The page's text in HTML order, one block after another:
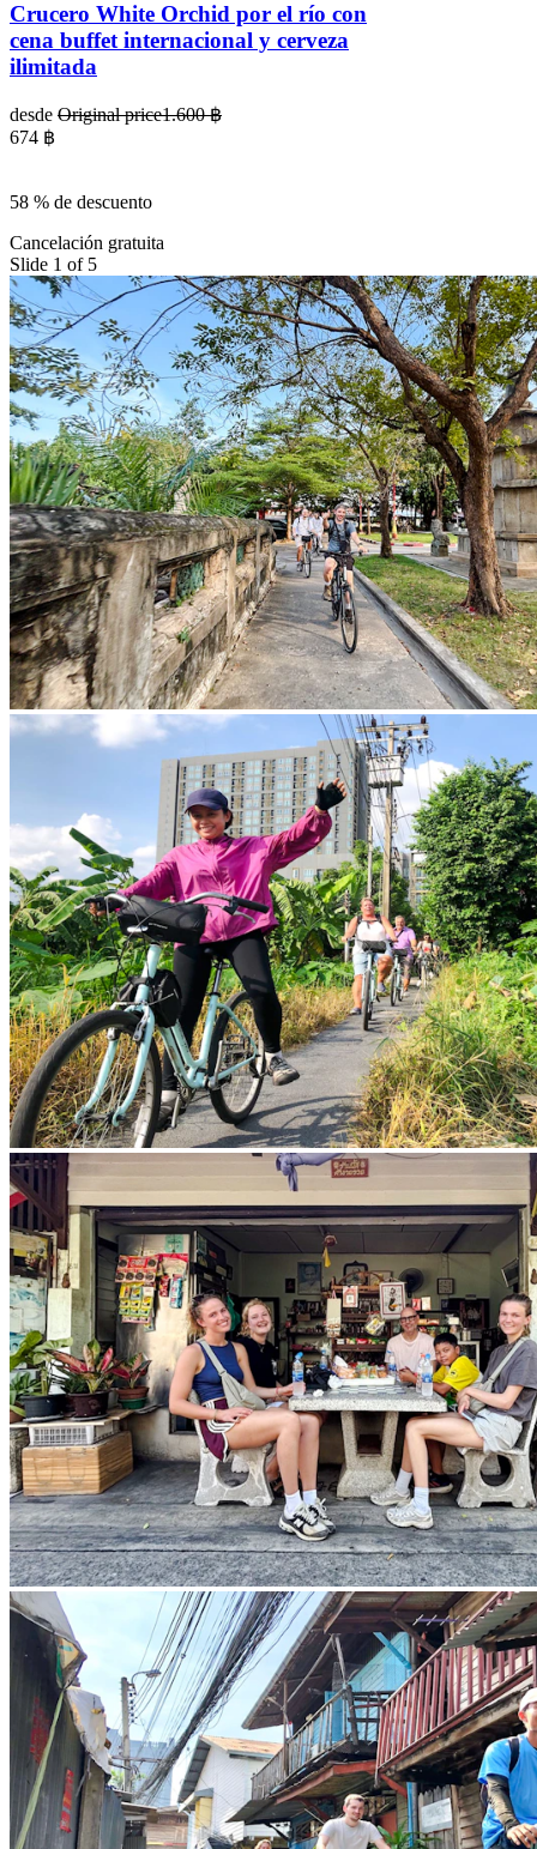
Crucero White Orchid por el río con
cena buffet internacional y cerveza
ilimitada
desde Original price1.600 ฿
674 ฿
58 % de descuento
Cancelación gratuita
Slide 1 of 5